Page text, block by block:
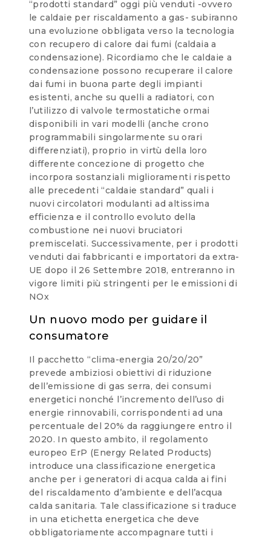
“prodotti standard” oggi più venduti -ovvero
le caldaie per riscaldamento a gas- subiranno
una evoluzione obbligata verso la tecnologia
con recupero di calore dai fumi (caldaia a
condensazione). Ricordiamo che le caldaie a
condensazione possono recuperare il calore
dai fumi in buona parte degli impianti
esistenti, anche su quelli a radiatori, con
l’utilizzo di valvole termostatiche ormai
disponibili in vari modelli (anche crono
programmabili singolarmente su orari
differenziati), proprio in virtù della loro
differente concezione di progetto che
incorpora sostanziali miglioramenti rispetto
alle precedenti “caldaie standard” quali i
nuovi circolatori modulanti ad altissima
efficienza e il controllo evoluto della
combustione nei nuovi bruciatori
premiscelati. Successivamente, per i prodotti
venduti dai fabbricanti e importatori da extra-
UE dopo il 26 Settembre 2018, entreranno in
vigore limiti più stringenti per le emissioni di
NOx
Un nuovo modo per guidare il
consumatore
Il pacchetto “clima-energia 20/20/20”
prevede ambiziosi obiettivi di riduzione
dell’emissione di gas serra, dei consumi
energetici nonché l’incremento dell’uso di
energie rinnovabili, corrispondenti ad una
percentuale del 20% da raggiungere entro il
2020. In questo ambito, il regolamento
europeo ErP (Energy Related Products)
introduce una classificazione energetica
anche per i generatori di acqua calda ai fini
del riscaldamento d’ambiente e dell’acqua
calda sanitaria. Tale classificazione si traduce
in una etichetta energetica che deve
obbligatoriamente accompagnare tutti i